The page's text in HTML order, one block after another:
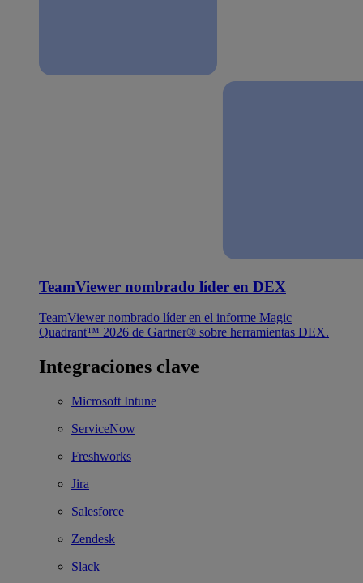
TeamViewer nombrado líder en DEX
TeamViewer nombrado líder en el informe Magic
Quadrant™ 2026 de Gartner® sobre herramientas DEX.
Integraciones clave
Microsoft Intune
ServiceNow
Freshworks
Jira
Salesforce
Zendesk
Slack